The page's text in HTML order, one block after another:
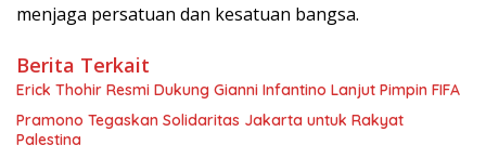
menjaga persatuan dan kesatuan bangsa.
Berita Terkait
Erick Thohir Resmi Dukung Gianni Infantino Lanjut Pimpin FIFA
Pramono Tegaskan Solidaritas Jakarta untuk Rakyat
Palestina